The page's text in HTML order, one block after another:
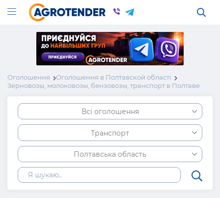
Оголошення
Оголошення в Полтавской області
Зерновозы, молоковозы, бензовозы, транспорт в Полтаве
Всі оголошення
Транспорт
Полтавська область